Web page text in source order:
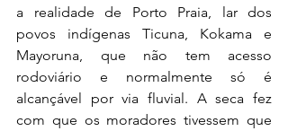
a realidade de Porto Praia, lar dos
povos indígenas Ticuna, Kokama e
Mayoruna, que não tem acesso
rodoviário e normalmente só é
alcançável por via fluvial. A seca fez
com que os moradores tivessem que